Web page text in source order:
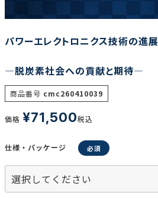
調査の種類で選ぶ
リセット
パワーエレクトロニクス技術の進展
―脱炭素社会への貢献と期待―
商品番号 cmc260410039
価格 ¥71,500税込
仕様・パッケージ